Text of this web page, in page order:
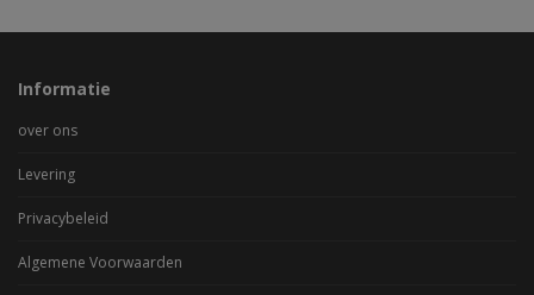
Informatie
over ons
Levering
Privacybeleid
Algemene Voorwaarden